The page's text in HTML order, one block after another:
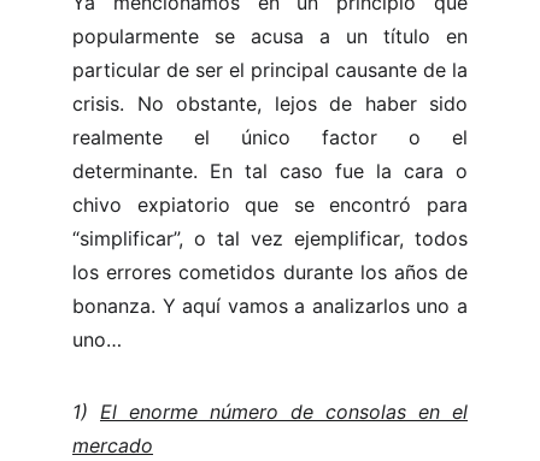
popularmente se acusa a un título en
particular de ser el principal causante de la
crisis. No obstante, lejos de haber sido
realmente el único factor o el
determinante. En tal caso fue la cara o
chivo expiatorio que se encontró para
“simplificar”, o tal vez ejemplificar, todos
los errores cometidos durante los años de
bonanza. Y aquí vamos a analizarlos uno a
uno…
1) El enorme número de consolas en el
mercado